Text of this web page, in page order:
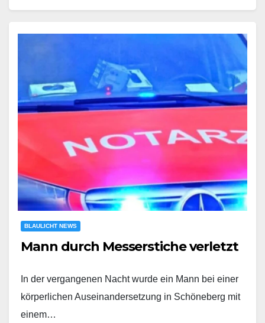
BLAULICHT NEWS
Mann durch Messerstiche verletzt
In der vergangenen Nacht wurde ein Mann bei einer
körperlichen Auseinandersetzung in Schöneberg mit
einem…